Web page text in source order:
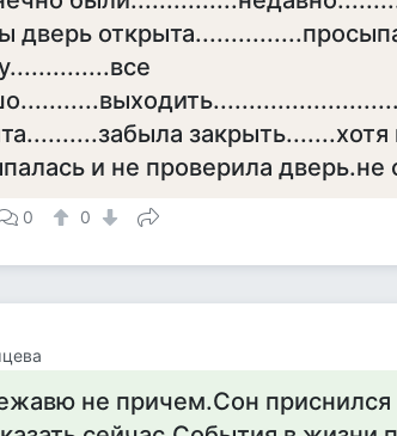
дверь
закрыть.......хотя
и не проверила дверь.не
0 0
не причем.Сон приснился